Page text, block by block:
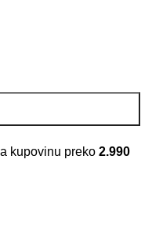
kupovinu preko 2.990